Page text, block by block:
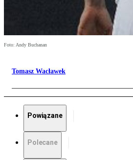
Foto: Andy Buchanan
Tomasz Wacławek
Powiązane
Polecane